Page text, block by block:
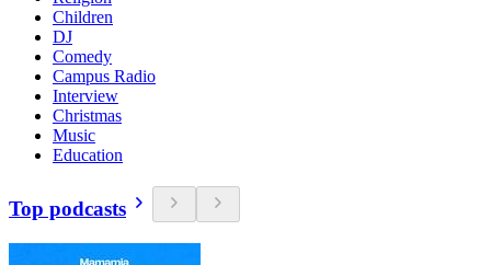
Children
DJ
Comedy
Campus Radio
Interview
Christmas
Music
Education
Top podcasts